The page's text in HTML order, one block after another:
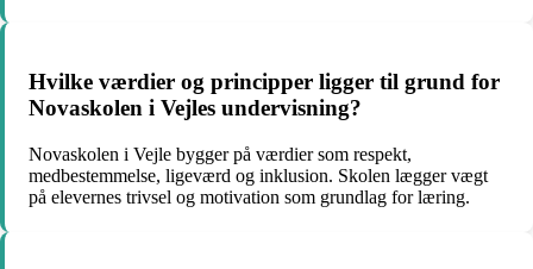
Hvilke værdier og principper ligger til grund for
Novaskolen i Vejles undervisning?
Novaskolen i Vejle bygger på værdier som respekt,
medbestemmelse, ligeværd og inklusion. Skolen lægger vægt
på elevernes trivsel og motivation som grundlag for læring.